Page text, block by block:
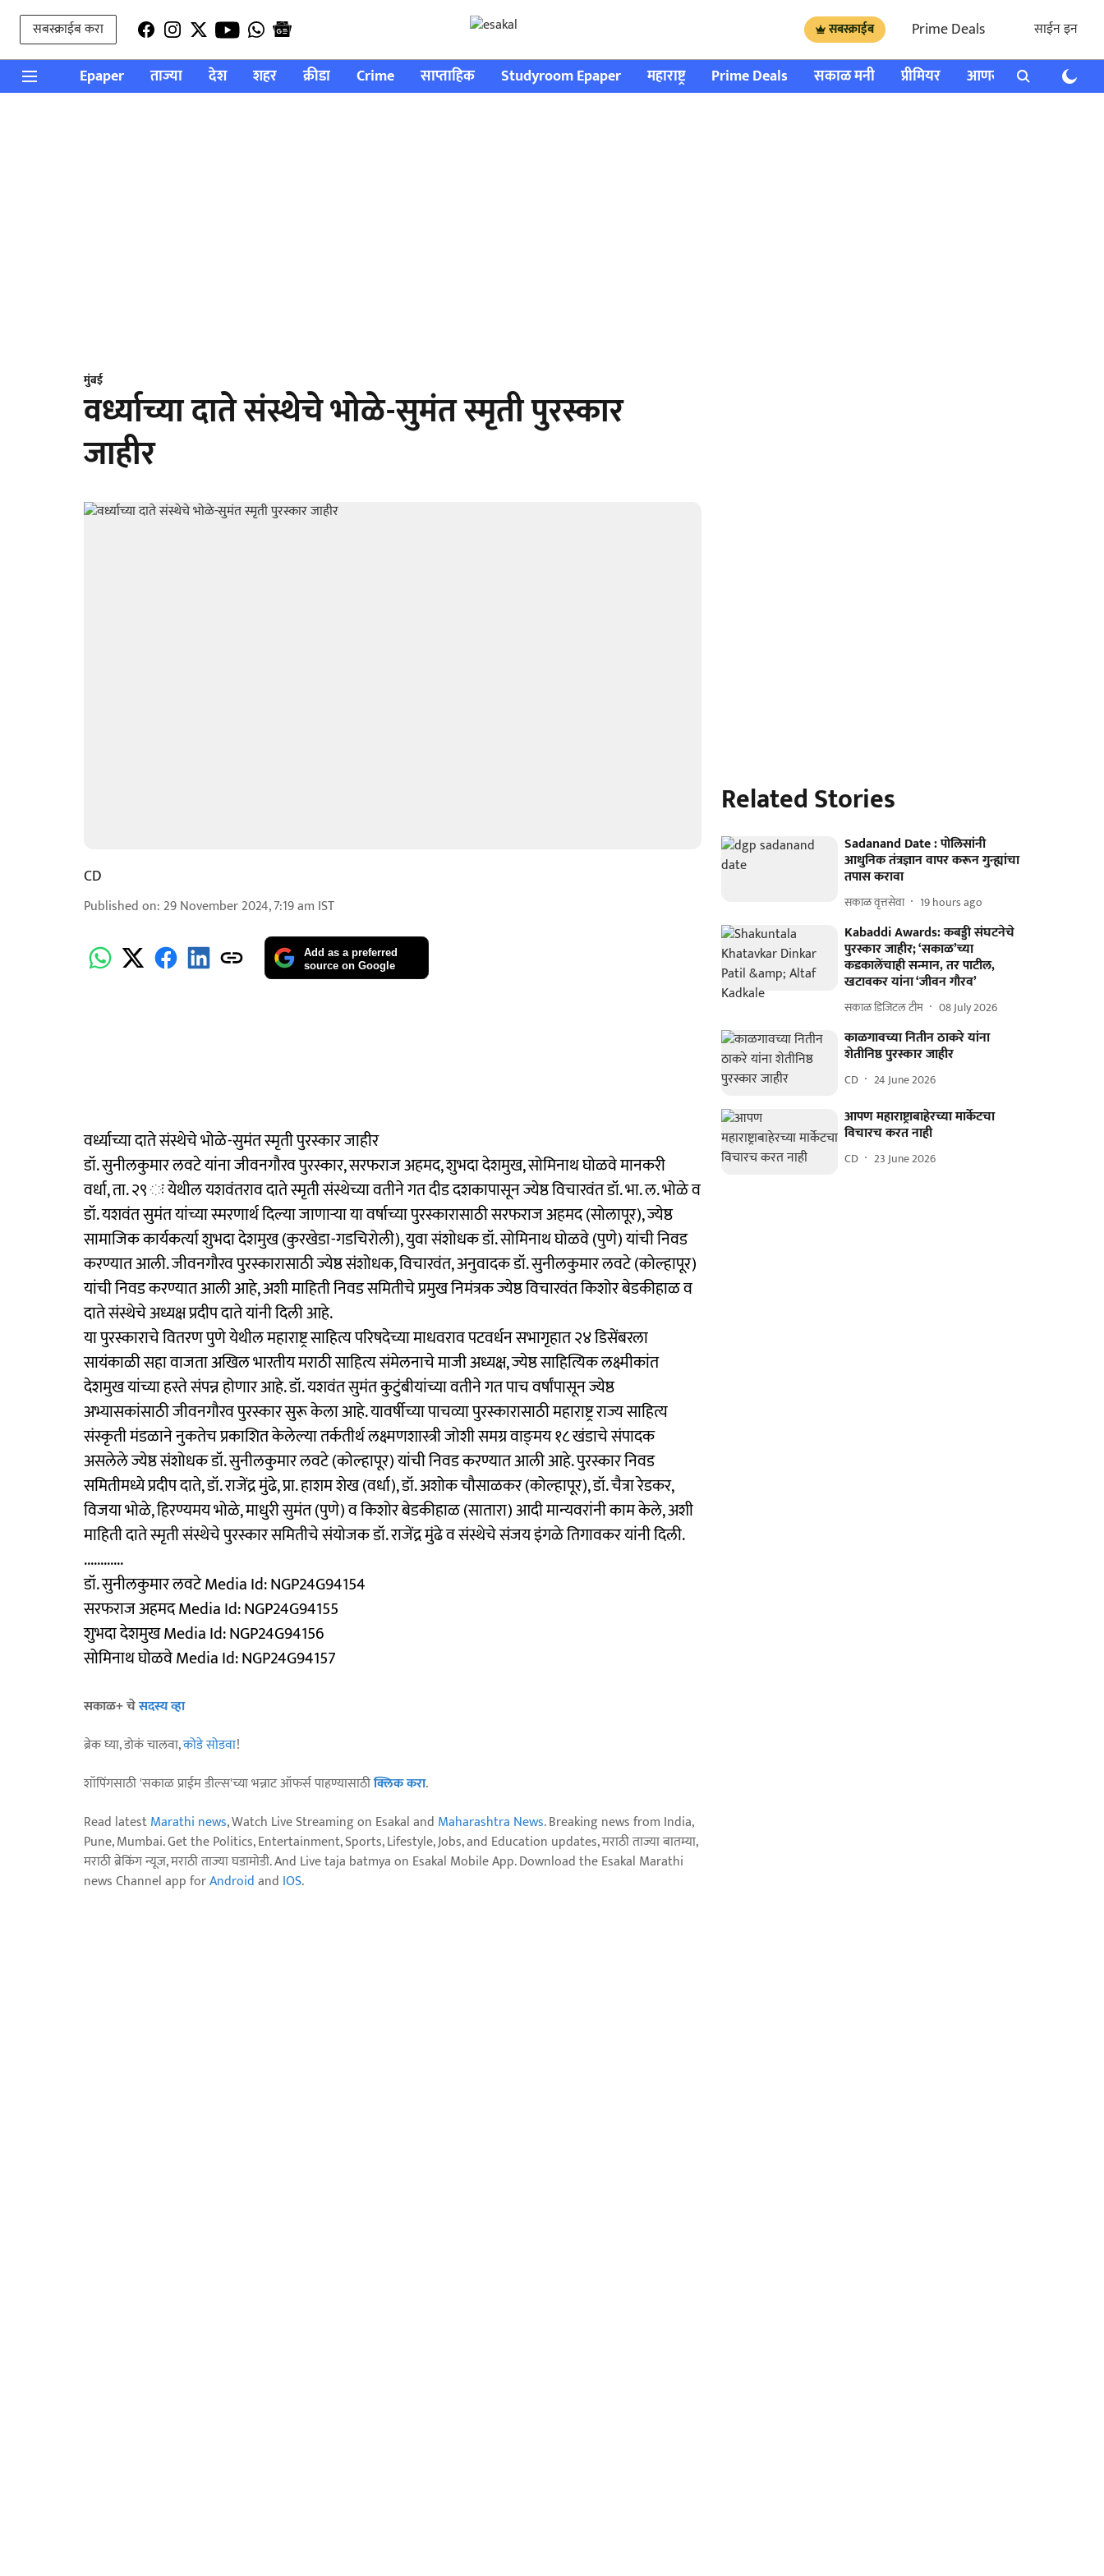
सबस्क्राईब करा सबस्क्राईब Prime Deals साईन इन
Epaper ताज्या देश शहर क्रीडा Crime साप्ताहिक Studyroom Epaper महाराष्ट्र Prime Deals सकाळ मनी प्रीमियर आणखी राशी भविष्य
मुंबई
वर्ध्याच्या दाते संस्थेचे भोळे-सुमंत स्मृती पुरस्कार
जाहीर
CD
Published on: 29 November 2024, 7:19 am IST
Add as a preferred
source on Google
वर्ध्याच्या दाते संस्थेचे भोळे-सुमंत स्मृती पुरस्कार जाहीर
डॉ. सुनीलकुमार लवटे यांना जीवनगौरव पुरस्कार, सरफराज अहमद, शुभदा देशमुख, सोमिनाथ घोळवे मानकरी
वर्धा, ता. २९ ः येथील यशवंतराव दाते स्मृती संस्थेच्या वतीने गत दीड दशकापासून ज्येष्ठ विचारवंत डॉ. भा. ल. भोळे व
डॉ. यशवंत सुमंत यांच्या स्मरणार्थ दिल्या जाणाऱ्या या वर्षाच्या पुरस्कारासाठी सरफराज अहमद (सोलापूर), ज्येष्ठ
सामाजिक कार्यकर्त्या शुभदा देशमुख (कुरखेडा-गडचिरोली), युवा संशोधक डॉ. सोमिनाथ घोळवे (पुणे) यांची निवड
करण्यात आली. जीवनगौरव पुरस्कारासाठी ज्येष्ठ संशोधक, विचारवंत, अनुवादक डॉ. सुनीलकुमार लवटे (कोल्हापूर)
यांची निवड करण्यात आली आहे, अशी माहिती निवड समितीचे प्रमुख निमंत्रक ज्येष्ठ विचारवंत किशोर बेडकीहाळ व
दाते संस्थेचे अध्यक्ष प्रदीप दाते यांनी दिली आहे.
या पुरस्काराचे वितरण पुणे येथील महाराष्ट्र साहित्य परिषदेच्या माधवराव पटवर्धन सभागृहात २४ डिसेंबरला
सायंकाळी सहा वाजता अखिल भारतीय मराठी साहित्य संमेलनाचे माजी अध्यक्ष, ज्येष्ठ साहित्यिक लक्ष्मीकांत
देशमुख यांच्या हस्ते संपन्न होणार आहे. डॉ. यशवंत सुमंत कुटुंबीयांच्या वतीने गत पाच वर्षांपासून ज्येष्ठ
अभ्यासकांसाठी जीवनगौरव पुरस्कार सुरू केला आहे. यावर्षीच्या पाचव्या पुरस्कारासाठी महाराष्ट्र राज्य साहित्य
संस्कृती मंडळाने नुकतेच प्रकाशित केलेल्या तर्कतीर्थ लक्ष्मणशास्त्री जोशी समग्र वाङ्‍मय १८ खंडाचे संपादक
असलेले ज्येष्ठ संशोधक डॉ. सुनीलकुमार लवटे (कोल्हापूर) यांची निवड करण्यात आली आहे. पुरस्कार निवड
समितीमध्ये प्रदीप दाते, डॉ. राजेंद्र मुंढे, प्रा. हाशम शेख (वर्धा), डॉ. अशोक चौसाळकर (कोल्हापूर), डॉ. चैत्रा रेडकर,
विजया भोळे, हिरण्यमय भोळे, माधुरी सुमंत (पुणे) व किशोर बेडकीहाळ (सातारा) आदी मान्यवरांनी काम केले, अशी
माहिती दाते स्मृती संस्थेचे पुरस्कार समितीचे संयोजक डॉ. राजेंद्र मुंढे व संस्थेचे संजय इंगळे तिगावकर यांनी दिली.
............
डॉ. सुनीलकुमार लवटे Media Id: NGP24G94154
सरफराज अहमद Media Id: NGP24G94155
शुभदा देशमुख Media Id: NGP24G94156
सोमिनाथ घोळवे Media Id: NGP24G94157
सकाळ+ चेसदस्य व्हा
ब्रेक घ्या, डोकं चालवा,कोडे सोडवा!
शॉपिंगसाठी 'सकाळ प्राईम डील्स'च्या भन्नाट ऑफर्स पाहण्यासाठीक्लिक करा.
Read latestMarathi news, Watch Live Streaming on Esakal and Maharashtra News. Breaking news from India,
Pune, Mumbai. Get the Politics, Entertainment, Sports, Lifestyle, Jobs, and Education updates, मराठी ताज्या बातम्या,
मराठी ब्रेकिंग न्यूज, मराठी ताज्या घडामोडी. And Live taja batmya on Esakal Mobile App. Download the Esakal Marathi
news Channel app forAndroidand IOS.
Related Stories
Sadanand Date : पोलिसांनी
आधुनिक तंत्रज्ञान वापर करून गुन्ह्यांचा
तपास करावा
सकाळ वृत्तसेवा 19 hours ago
Kabaddi Awards: कबड्डी संघटनेचे
पुरस्कार जाहीर; ‘सकाळ’च्या
कडकालेंचाही सन्मान, तर पाटील,
खटावकर यांना ‘जीवन गौरव’
सकाळ डिजिटल टीम 08 July 2026
काळगावच्या नितीन ठाकरे यांना
शेतीनिष्ठ पुरस्कार जाहीर
CD 24 June 2026
आपण महाराष्ट्राबाहेरच्या मार्केटचा
विचारच करत नाही
CD 23 June 2026